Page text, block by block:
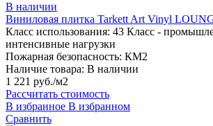
В наличии
Виниловая плитка Tarkett Art Vinyl
Класс использования: 43 Класс -
интенсивные нагрузки
Пожарная безопасность: КМ2
Наличие товара: В наличии
1 221 руб./м2
Рассчитать стоимость
В избранное В избранном
Сравнить